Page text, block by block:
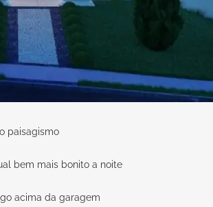
paisagismo
bem mais bonito a noite
acima da garagem